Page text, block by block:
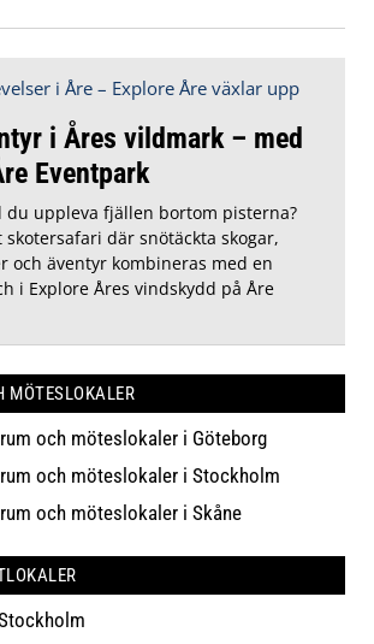
i Åres vildmark – med
Eventpark
du uppleva fjällen bortom pisterna?
skotersafari där snötäckta skogar,
och äventyr kombineras med en
i Explore Åres vindskydd på Åre
MÖTESLOKALER
och möteslokaler i Göteborg
och möteslokaler i Stockholm
och möteslokaler i Skåne